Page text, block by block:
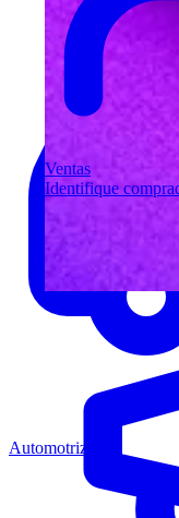
Ventas
Identifique
Automotriz